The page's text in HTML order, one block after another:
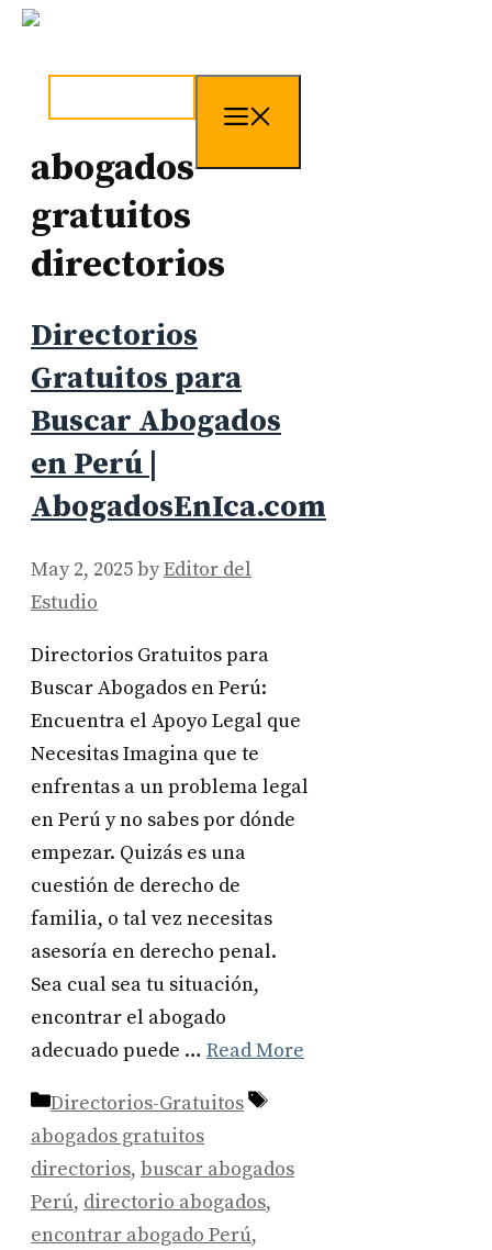
Skip
abogados
gratuitos
directorios
Directorios
Gratuitos para
Buscar Abogados
en Perú |
AbogadosEnIca.com
May 2, 2025byEditor del
Estudio
Directorios Gratuitos para
Buscar Abogados en Perú:
Encuentra el Apoyo Legal que
Necesitas Imagina que te
enfrentas a un problema legal
en Perú y no sabes por dónde
empezar. Quizás es una
cuestión de derecho de
familia, o tal vez necesitas
asesoría en derecho penal.
Sea cual sea tu situación,
encontrar el abogado
adecuado puede … Read More
Categories
Directorios-Gratuitos
Tags
abogados gratuitos
directorios, buscar abogados
Perú, directorio abogados,
encontrar abogado Perú,